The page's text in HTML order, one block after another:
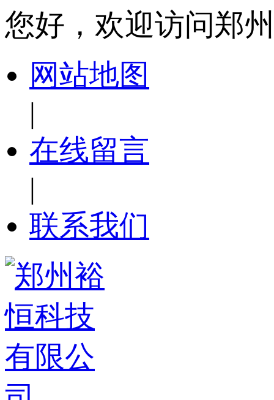
您好，欢迎访问郑
网站地图
|
在线留言
|
联系我们